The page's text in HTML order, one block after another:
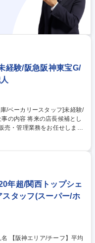
東宝G/希望休取得可/深夜出
経験/阪急阪神東宝G/
売・管理業務をお任せしま
の経験を経てマネジメント業
育成など ～店舗内で成型・
るかはスタッフの腕の見せ
をまわせるようになれば、最
庫/ベー
取得可/深夜出勤無
年超/関西トップシェ
タッフ(スーパー/ホ